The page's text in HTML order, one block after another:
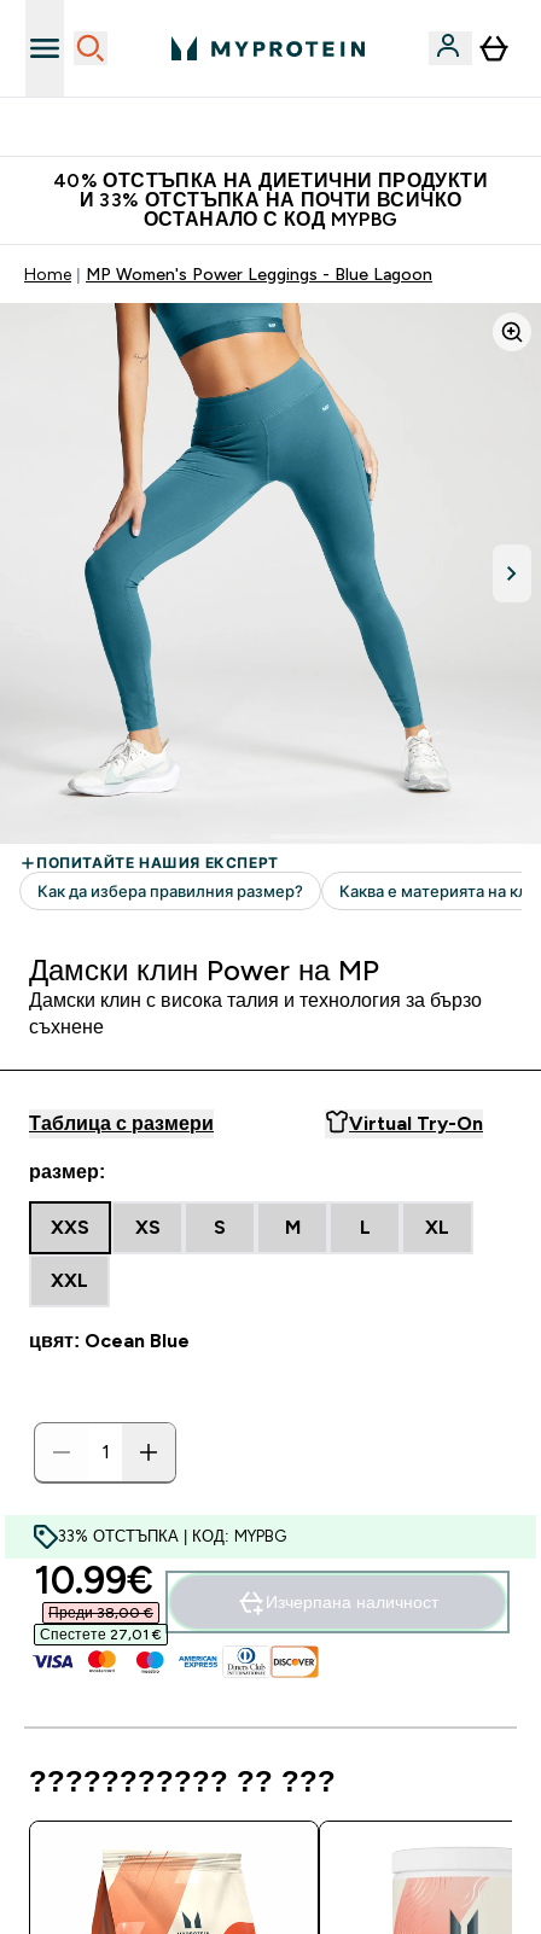
40% ОТСТЪПКА НА ДИЕТИЧНИ ПРОДУКТИ
И 33% ОТСТЪПКА НА ПОЧТИ ВСИЧКО
ОСТАНАЛО С КОД MYPBG
Home MP Women's Power Leggings - Blue Lagoon
Дамски клин Power на MP
Дамски клин с висока талия и технология за бързо
съхнене
Таблица с размери Virtual Try-On
размер:
XXS XS S M L XL
XXL
цвят: Ocean Blue
33% ОТСТЪПКА | КОД: MYPBG
discounted price
10.99€‎
Преди 38,00 €‎
Спестете 27,01 €‎
Изчерпана наличност
??????????? ?? ???